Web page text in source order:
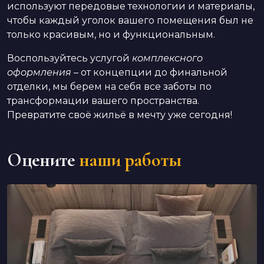
используют передовые технологии и материалы,
чтобы каждый уголок вашего помещения был не
только красивым, но и функциональным.
Воспользуйтесь услугой комплексного
оформления – от концепции до финальной
отделки, мы берем на себя все заботы по
трансформации вашего пространства.
Превратите своё жильё в мечту уже сегодня!
Оцените наши работы